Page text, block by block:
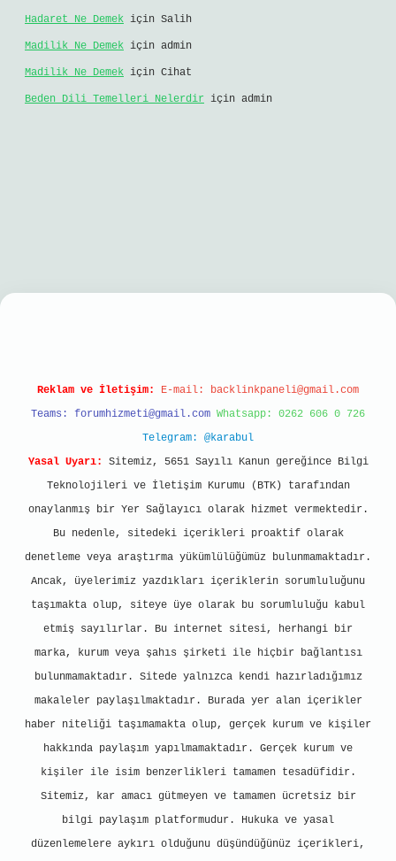
Hadaret Ne Demek için Salih
Madilik Ne Demek için admin
Madilik Ne Demek için Cihat
Beden Dili Temelleri Nelerdir için admin
Reklam ve İletişim: E-mail: backlinkpaneli@gmail.com
Teams: forumhizmeti@gmail.com Whatsapp: 0262 606 0 726
Telegram: @karabul
Yasal Uyarı:
Sitemiz, 5651 Sayılı Kanun gereğince Bilgi
Teknolojileri ve İletişim Kurumu (BTK) tarafından
onaylanmış bir Yer Sağlayıcı olarak hizmet vermektedir.
Bu nedenle, sitedeki içerikleri proaktif olarak
denetleme veya araştırma yükümlülüğümüz bulunmamaktadır.
Ancak, üyelerimiz yazdıkları içeriklerin sorumluluğunu
taşımakta olup, siteye üye olarak bu sorumluluğu kabul
etmiş sayılırlar. Bu internet sitesi, herhangi bir
marka, kurum veya şahıs şirketi ile hiçbir bağlantısı
bulunmamaktadır. Sitede yalnızca kendi hazırladığımız
makaleler paylaşılmaktadır. Burada yer alan içerikler
haber niteliği taşımamakta olup, gerçek kurum ve kişiler
hakkında paylaşım yapılmamaktadır. Gerçek kurum ve
kişiler ile isim benzerlikleri tamamen tesadüfidir.
Sitemiz, kar amacı gütmeyen ve tamamen ücretsiz bir
bilgi paylaşım platformudur. Hukuka ve yasal
düzenlemelere aykırı olduğunu düşündüğünüz içerikleri,